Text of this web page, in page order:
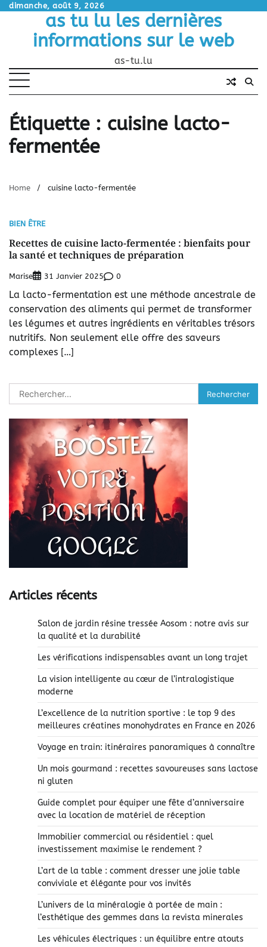
Skipdimanche, août 9, 2026
as tu lu les dernières
informations sur le web
as-tu.lu
Étiquette : cuisine lacto-
fermentée
Home cuisine lacto-fermentée
BIEN ÊTRE
Recettes de cuisine lacto-fermentée : bienfaits pour
la santé et techniques de préparation
Marise 31 Janvier 2025 0
La lacto-fermentation est une méthode ancestrale de
conservation des aliments qui permet de transformer
les légumes et autres ingrédients en véritables trésors
nutritifs. Non seulement elle offre des saveurs
complexes […]
Rechercher :
Articles récents
Salon de jardin résine tressée Aosom : notre avis sur
la qualité et la durabilité
Les vérifications indispensables avant un long trajet
La vision intelligente au cœur de l’intralogistique
moderne
L’excellence de la nutrition sportive : le top 9 des
meilleures créatines monohydrates en France en 2026
Voyage en train: itinéraires panoramiques à connaître
Un mois gourmand : recettes savoureuses sans lactose
ni gluten
Guide complet pour équiper une fête d’anniversaire
avec la location de matériel de réception
Immobilier commercial ou résidentiel : quel
investissement maximise le rendement ?
L’art de la table : comment dresser une jolie table
conviviale et élégante pour vos invités
L’univers de la minéralogie à portée de main :
l’esthétique des gemmes dans la revista minerales
Les véhicules électriques : un équilibre entre atouts